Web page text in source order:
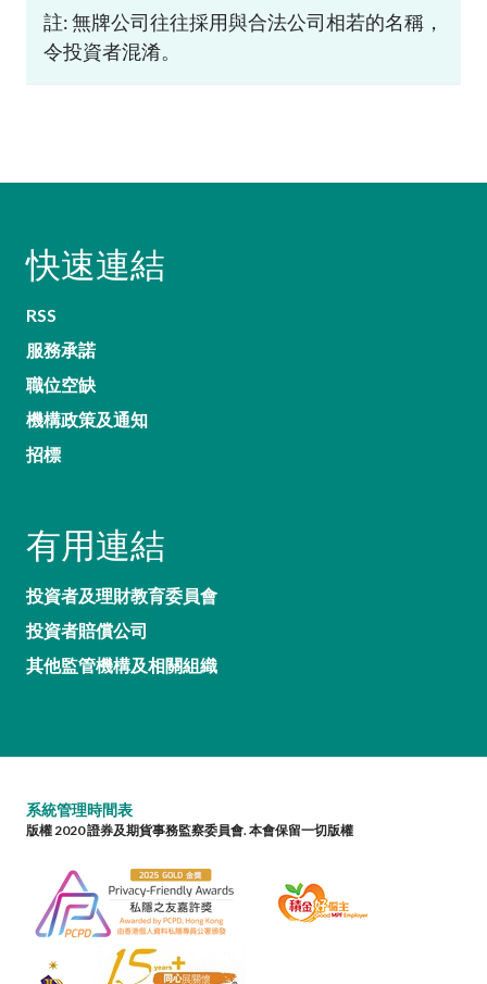
註: 無牌公司往往採用與合法公司相若的名稱，
令投資者混淆。
快速連結
RSS
服務承諾
職位空缺
機構政策及通知
招標
有用連結
投資者及理財教育委員會
投資者賠償公司
其他監管機構及相關組織
系統管理時間表
版權 2020 證券及期貨事務監察委員會. 本會保留一切版權